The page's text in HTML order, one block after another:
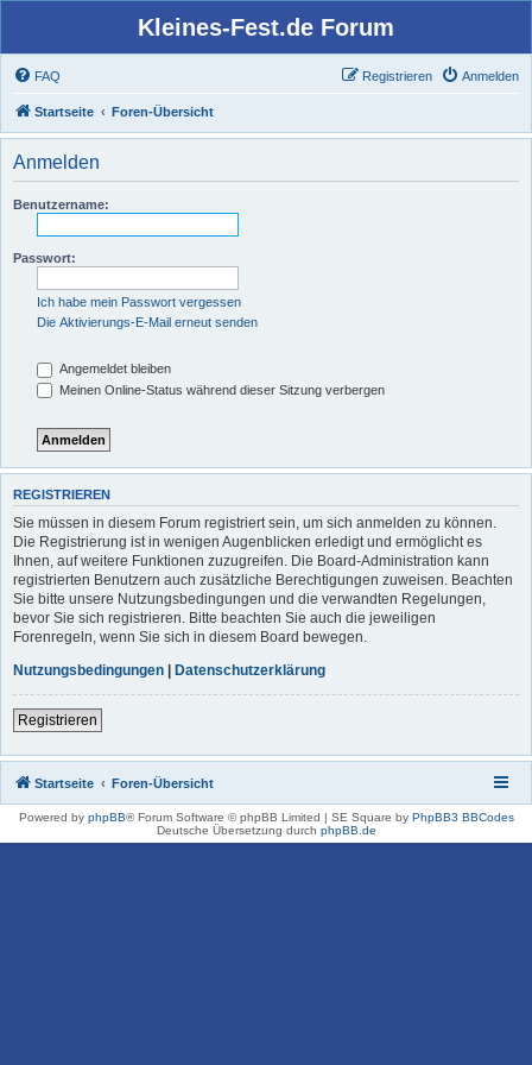
Kleines-Fest.de Forum
FAQ Anmelden
Registrieren
Startseite Foren-Übersicht
Anmelden
Benutzername:
Passwort:
Ich habe mein Passwort vergessen
Die Aktivierungs-E-Mail erneut senden
Angemeldet bleiben
Meinen Online-Status während dieser Sitzung verbergen
REGISTRIEREN
Sie müssen in diesem Forum registriert sein, um sich anmelden zu können.
Die Registrierung ist in wenigen Augenblicken erledigt und ermöglicht es
Ihnen, auf weitere Funktionen zuzugreifen. Die Board-Administration kann
registrierten Benutzern auch zusätzliche Berechtigungen zuweisen. Beachten
Sie bitte unsere Nutzungsbedingungen und die verwandten Regelungen,
bevor Sie sich registrieren. Bitte beachten Sie auch die jeweiligen
Forenregeln, wenn Sie sich in diesem Board bewegen.
Nutzungsbedingungen | Datenschutzerklärung
Registrieren
Startseite Foren-Übersicht
Powered by phpBB® Forum Software © phpBB Limited | SE Square by PhpBB3 BBCodes
Deutsche Übersetzung durch phpBB.de